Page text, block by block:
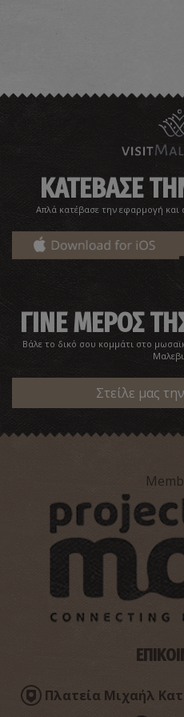
ΦΑΡΑΓΓΙΑ
ΣΠΗΛΑΙΑ
Παραλία Παλαιόκαστρου
ΠΑΡΑΛΙΕΣ
ΚΑΤΕΒΑΣΕ
Απλά κατέβασε την εφαρμογή
ΓΙΝΕ ΜΕΡΟΣ
Βάλε το δικό σου κομμάτι στο
Στείλε μας
Πλατεία Μιχαήλ